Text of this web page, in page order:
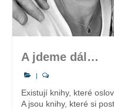
A jdeme dál…
|
Existují knihy, které
A jsou knihy, které si